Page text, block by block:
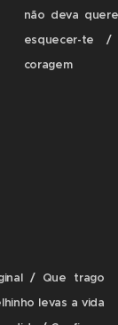
não deva
esquecer-te
coragem
/ Que trago
levas a vida